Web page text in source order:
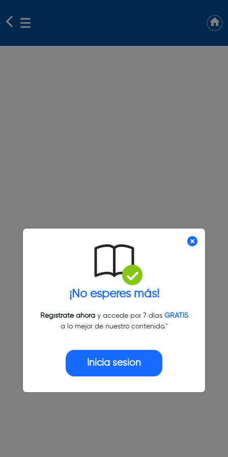
¡No esperes más!
Regístrate ahoray accede por 7 días GRATIS
a lo mejor de nuestro contenido."
Inicia sesión